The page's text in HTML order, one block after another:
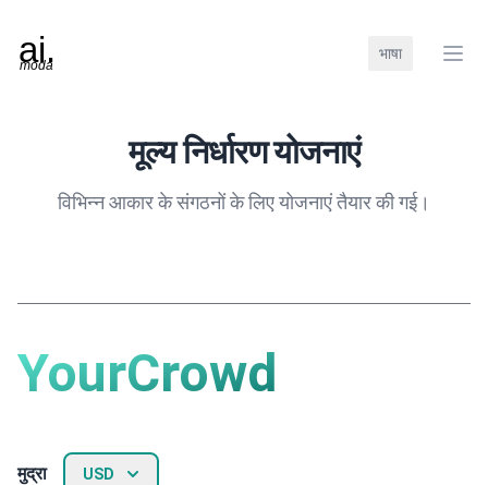
भाषा
बंद
मूल्य निर्धारण योजनाएं
विभिन्न आकार के संगठनों के लिए योजनाएं तैयार की गई।
YourCrowd
मुद्रा USD